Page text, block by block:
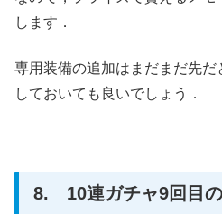
します．
専用装備の追加はまだまだ先
しておいても良いでしょう．
8. 10連ガチャ9回目